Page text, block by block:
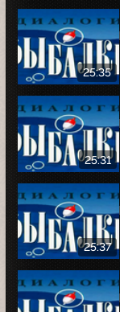
25:35
25:31
25:37